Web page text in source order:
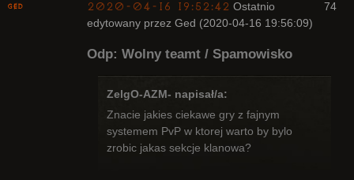
74
Ged 2020-04-16 19:52:42 Ostatnio
edytowany przez Ged (2020-04-16 19:56:09)
Odp: Wolny teamt / Spamowisko
ZelgO-AZM- napisał/a:
Znacie jakies ciekawe gry z fajnym
systemem PvP w ktorej warto by bylo
zrobic jakas sekcje klanowa?